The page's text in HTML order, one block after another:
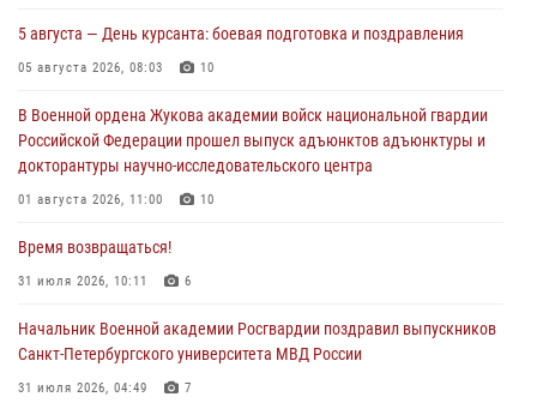
5 августа — День курсанта: боевая подготовка и поздравления
05 августа 2026, 08:03 10
В Военной ордена Жукова академии войск национальной гвардии
Российской Федерации прошел выпуск адъюнктов адъюнктуры и
докторантуры научно-исследовательского центра
01 августа 2026, 11:00 10
Время возвращаться!
31 июля 2026, 10:11 6
Начальник Военной академии Росгвардии поздравил выпускников
Санкт-Петербургского университета МВД России
31 июля 2026, 04:49 7